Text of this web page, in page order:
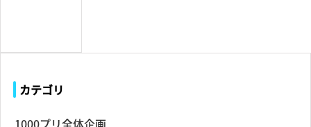
カテゴリ
1000プリ全体企画